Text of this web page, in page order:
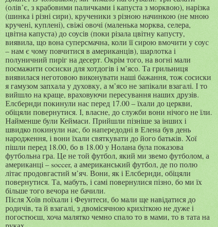
(олів’є, з крабовими паличками і капуста з морквою), нарізка
(шинка і різні сири), крученики з різною начинкою (не мною
кручені, куплені), свіжі овочі (маленька морква, селера,
цвітна капуста) до соусів (поки різала цвітну капусту,
виявила, що вона суперсмачна, коли її сирою вмочити у соус
– нам є чому повчитися в американців), шарлотка і
полуничний пиріг на десерт. Окрім того, на вогні мали
посмажити сосиски для хотдогів і м’ясо. Та грильниця
виявилася неготовою виконувати наші бажання, тож сосиски
я гамузом запхала у духовку, а м’ясо не запікали взагалі. І то
вийшло на краще, враховуючи пересування наших друзів.
Елсбернди покинули нас перед 17.00 – їхали до церкви,
обіцяли повернутися. І, власне, до служби вони нічого не їли.
Найменше були Кеймаси. Прийшли пізніше за інших і
швидко покинули нас, бо напередодні в Елена був день
народження, і вони їхали святкувати до його батьків. Хої
пішли перед 18.00, бо в 18.00 у Нолана була показова
футбольна гра. Це не той футбол, який ми звемо футболом, а
американці –soccer, а американський футбол, де по полю
літає продовгастий м’яч. Вони, як і Елсбернди, обіцяли
повернутися. Та, мабуть, і самі повернулися пізно, бо ми їх
більше того вечора не бачили.
Після Хоїв поїхали і Феунтеси, бо мали ще навідатися до
родичів, та й взагалі, з двомісячною крихіткою не дуже і
погостюєш, хоча малятко чемно спало то в мами, то в тата на